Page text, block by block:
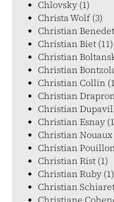
Chlovsky (1)
Christa Wolf (3)
Christian
Christian Biet (11)
Christian
Christian
Christian Collin
Christian
Christian
Christian Esnay
Christian Nouaux
Christian
Christian Rist (1)
Christian Ruby (1)
Christian